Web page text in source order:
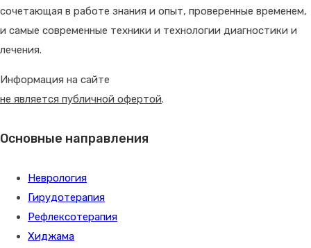
сочетающая в работе знания и опыт, проверенные временем,
и самые современные техники и технологии диагностики и
лечения.
Информация на сайте
не является публичной офертой.
Основные направления
Неврология
Гирудотерапия
Рефлексотерапия
Хиджама